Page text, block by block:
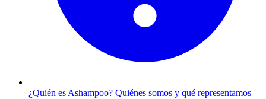
¿Quién es Ashampoo? Quiénes somos y qué representamos